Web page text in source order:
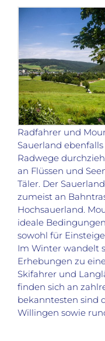
Radfahrer und
Sauerland
Radwege
an Flüssen und
Täler. Der
zumeist an
Hochsauerland.
ideale
sowohl für
Im Winter wandelt
Erhebungen zu
Skifahrer und
finden sich an
bekanntesten sind
Willingen sowie